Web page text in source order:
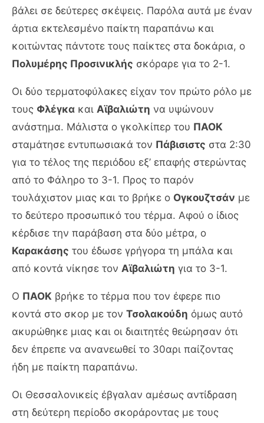
βάλει σε δεύτερες σκέψεις. Παρόλα αυτά με έναν
άρτια εκτελεσμένο παίκτη παραπάνω και
κοιτώντας πάντοτε τους παίκτες στα δοκάρια, ο
Πολυμέρης Προσινικλής σκόραρε για το 2-1.
Οι δύο τερματοφύλακες είχαν τον πρώτο ρόλο με
τους Φλέγκα και Αϊβαλιώτη να υψώνουν
ανάστημα. Μάλιστα ο γκολκίπερ του ΠΑΟΚ
σταμάτησε εντυπωσιακά τον Πάβισιστς στα 2:30
για το τέλος της περιόδου εξ’ επαφής στερώντας
από το Φάληρο το 3-1. Προς το παρόν
τουλάχιστον μιας και το βρήκε ο Ογκουζτσάν με
το δεύτερο προσωπικό του τέρμα. Αφού ο ίδιος
κέρδισε την παράβαση στα δύο μέτρα, ο
Καρακάσης του έδωσε γρήγορα τη μπάλα και
από κοντά νίκησε τον Αϊβαλιώτη για το 3-1.
Ο ΠΑΟΚ βρήκε το τέρμα που τον έφερε πιο
κοντά στο σκορ με τον Τσολακούδη όμως αυτό
ακυρώθηκε μιας και οι διαιτητές θεώρησαν ότι
δεν έπρεπε να ανανεωθεί το 30αρι παίζοντας
ήδη με παίκτη παραπάνω.
Οι Θεσσαλονικείς έβγαλαν αμέσως αντίδραση
στη δεύτερη περίοδο σκοράροντας με τους